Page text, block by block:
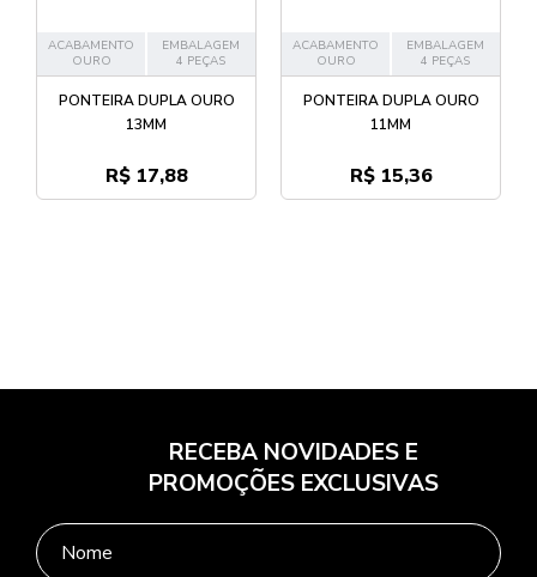
ACABAMENTO
OURO
EMBALAGEM
4 PEÇAS
PONTEIRA DUPLA OURO
13MM
R$ 17,88
ACABAMENTO
OURO
EMBALAGEM
4 PEÇAS
PONTEIRA DUPLA OURO
11MM
R$ 15,36
RECEBA NOVIDADES E
PROMOÇÕES EXCLUSIVAS